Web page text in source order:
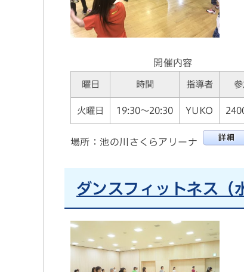
開催内容
曜日 時間 指導者
火曜日 19:30～20:30 YUKO
場所：池の川さくらアリーナ
ダンスフィットネス（